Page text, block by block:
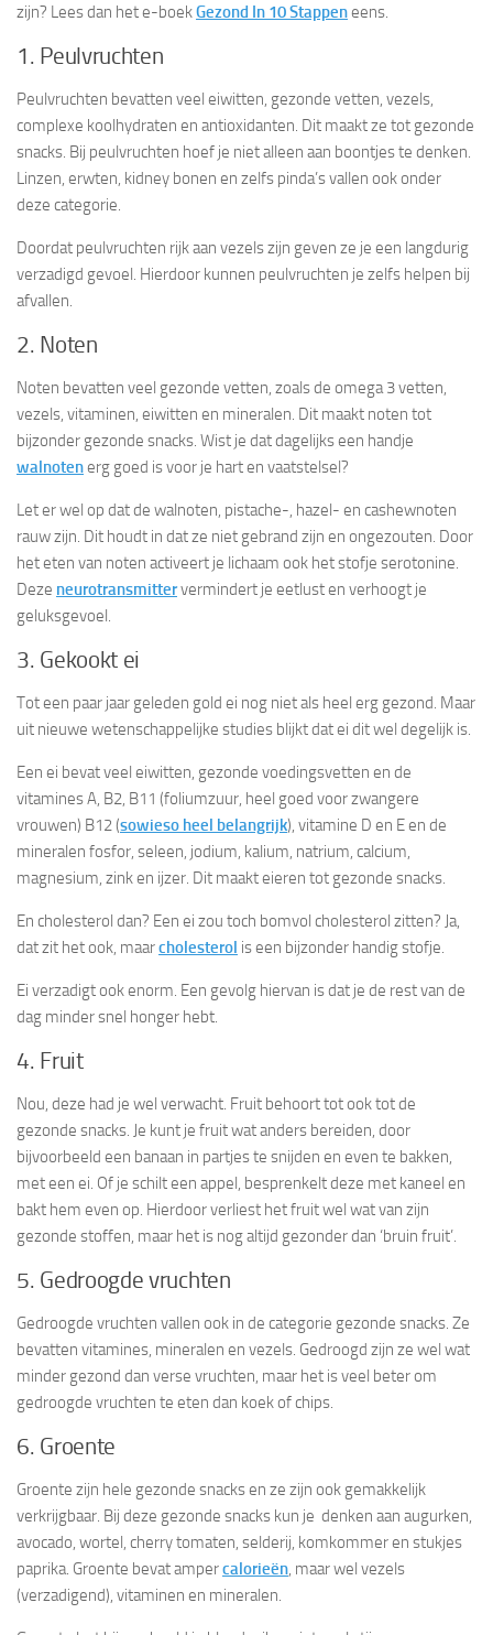
zijn? Lees dan het e-boekGezond In 10 Stappeneens.
1. Peulvruchten
Peulvruchten bevatten veel eiwitten, gezonde vetten, vezels,
complexe koolhydraten en antioxidanten. Dit maakt ze tot gezonde
snacks. Bij peulvruchten hoef je niet alleen aan boontjes te denken.
Linzen, erwten, kidney bonen en zelfs pinda’s vallen ook onder
deze categorie.
Doordat peulvruchten rijk aan vezels zijn geven ze je een langdurig
verzadigd gevoel. Hierdoor kunnen peulvruchten je zelfs helpen bij
afvallen.
2. Noten
Noten bevatten veel gezonde vetten, zoals de omega 3 vetten,
vezels, vitaminen, eiwitten en mineralen. Dit maakt noten tot
bijzonder gezonde snacks. Wist je dat dagelijks een handje
walnotenerg goed is voor je hart en vaatstelsel?
Let er wel op dat de walnoten, pistache-, hazel- en cashewnoten
rauw zijn. Dit houdt in dat ze niet gebrand zijn en ongezouten. Door
het eten van noten activeert je lichaam ook het stofje serotonine.
Deze neurotransmittervermindert je eetlust en verhoogt je
geluksgevoel.
3. Gekookt ei
Tot een paar jaar geleden gold ei nog niet als heel erg gezond. Maar
uit nieuwe wetenschappelijke studies blijkt dat ei dit wel degelijk is.
Een ei bevat veel eiwitten, gezonde voedingsvetten en de
vitamines A, B2, B11 (foliumzuur, heel goed voor zwangere
vrouwen) B12 (sowieso heel belangrijk), vitamine D en E en de
mineralen fosfor, seleen, jodium, kalium, natrium, calcium,
magnesium, zink en ijzer. Dit maakt eieren tot gezonde snacks.
En cholesterol dan? Een ei zou toch bomvol cholesterol zitten? Ja,
dat zit het ook, maarcholesterol is een bijzonder handig stofje.
Ei verzadigt ook enorm. Een gevolg hiervan is dat je de rest van de
dag minder snel honger hebt.
4. Fruit
Nou, deze had je wel verwacht. Fruit behoort tot ook tot de
gezonde snacks. Je kunt je fruit wat anders bereiden, door
bijvoorbeeld een banaan in partjes te snijden en even te bakken,
met een ei. Of je schilt een appel, besprenkelt deze met kaneel en
bakt hem even op. Hierdoor verliest het fruit wel wat van zijn
gezonde stoffen, maar het is nog altijd gezonder dan ‘bruin fruit’.
5. Gedroogde vruchten
Gedroogde vruchten vallen ook in de categorie gezonde snacks. Ze
bevatten vitamines, mineralen en vezels. Gedroogd zijn ze wel wat
minder gezond dan verse vruchten, maar het is veel beter om
gedroogde vruchten te eten dan koek of chips.
6. Groente
Groente zijn hele gezonde snacks en ze zijn ook gemakkelijk
verkrijgbaar. Bij deze gezonde snacks kun je denken aan augurken,
avocado, wortel, cherry tomaten, selderij, komkommer en stukjes
paprika. Groente bevat ampercalorieën, maar wel vezels
(verzadigend), vitaminen en mineralen.